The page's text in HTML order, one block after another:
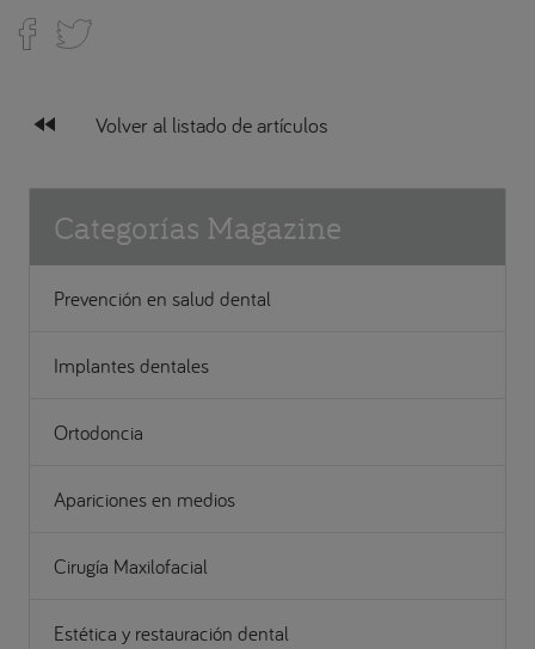
fast_rewind Volver al listado de artículos
Categorías Magazine
Prevención en salud dental
Implantes dentales
Ortodoncia
Apariciones en medios
Cirugía Maxilofacial
Estética y restauración dental